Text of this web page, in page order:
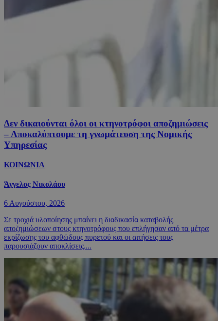
Δεν δικαιούνται όλοι οι κτηνοτρόφοι αποζημιώσεις
– Αποκαλύπτουμε τη γνωμάτευση της Νομικής
Υπηρεσίας
ΚΟΙΝΩΝΙΑ
Άγγελος Νικολάου
6 Αυγούστου, 2026
Σε τροχιά υλοποίησης μπαίνει η διαδικασία καταβολής
αποζημιώσεων στους κτηνοτρόφους που επλήγησαν από τα μέτρα
εκρίζωσης του αφθώδους πυρετού και οι αιτήσεις τους
παρουσιάζουν αποκλίσεις....